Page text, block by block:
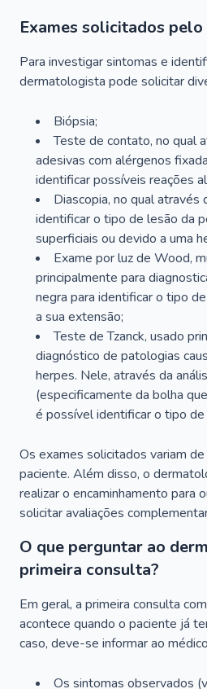
Exames solicitados
Para investigar sintomas e
dermatologista pode solicitar
Biópsia;
Teste de contato, no qual
adesivas com alérgenos
identificar possíveis reações
Diascopia, no qual
identificar o tipo de lesão da
superficiais ou devido a uma
Exame por luz de Wood,
principalmente para
negra para identificar o tipo
a sua extensão;
Teste de Tzanck, usado
diagnóstico de patologias
herpes. Nele, através da
(especificamente da bolha
é possível identificar o tipo de
Os exames solicitados variam
paciente. Além disso, o
realizar o encaminhamento para
solicitar avaliações
O que perguntar ao
primeira consulta?
Em geral, a primeira consulta
acontece quando o paciente já
caso, deve-se informar ao
Os sintomas observados